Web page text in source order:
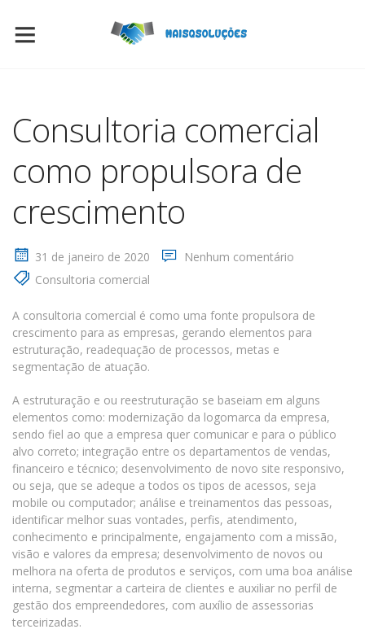
Consultoria comercial
como propulsora de
crescimento
31 de janeiro de 2020
Nenhum comentário
Consultoria comercial
A consultoria comercial é como uma fonte propulsora de
crescimento para as empresas, gerando elementos para
estruturação, readequação de processos, metas e
segmentação de atuação.
A estruturação e ou reestruturação se baseiam em alguns
elementos como: modernização da logomarca da empresa,
sendo fiel ao que a empresa quer comunicar e para o público
alvo correto; integração entre os departamentos de vendas,
financeiro e técnico; desenvolvimento de novo site responsivo,
ou seja, que se adeque a todos os tipos de acessos, seja
mobile ou computador; análise e treinamentos das pessoas,
identificar melhor suas vontades, perfis, atendimento,
conhecimento e principalmente, engajamento com a missão,
visão e valores da empresa; desenvolvimento de novos ou
melhora na oferta de produtos e serviços, com uma boa análise
interna, segmentar a carteira de clientes e auxiliar no perfil de
gestão dos empreendedores, com auxílio de assessorias
terceirizadas.